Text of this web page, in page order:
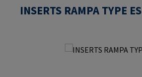
INSERTS RAMPA TYPE ES
Ignorer la galerie d'images